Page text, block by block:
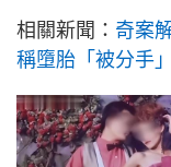
相關新聞： 奇案
稱墮胎「被分手